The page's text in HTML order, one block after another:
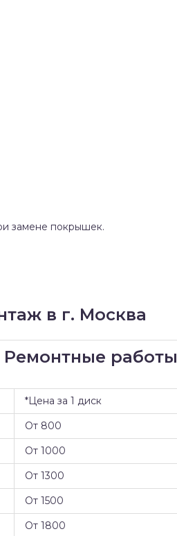
замене покрышек.
в г. Москва
Ремонтные работы
*Цена за 1 диск
От 800
От 1000
От 1300
От 1500
От 1800